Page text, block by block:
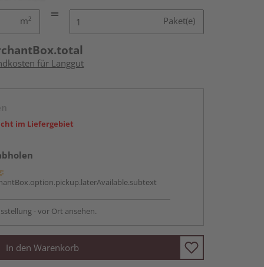
m² Paket(e)
für Langgut
im Liefergebiet
- vor Ort ansehen.
In den Warenkorb